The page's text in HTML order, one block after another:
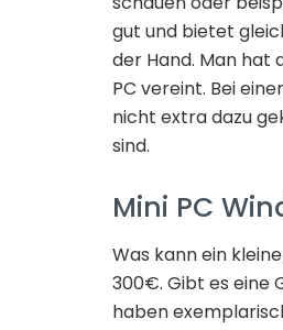
gut und bietet
der Hand. Man hat
PC vereint. Bei
nicht extra dazu
sind.
Mini PC
Was kann ein
300€. Gibt es eine
haben